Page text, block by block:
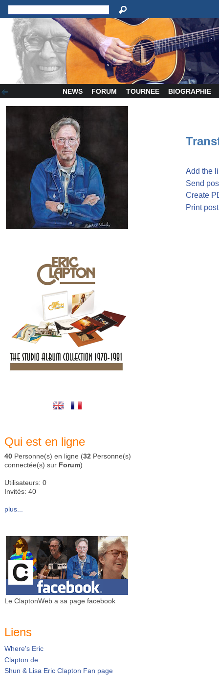
NEWS FORUM TOURNEE BIOGRAPHIE
Qui est en ligne
40 Personne(s) en ligne (32 Personne(s)
connectée(s) sur Forum)
Utilisateurs: 0
Invités: 40
plus...
Le ClaptonWeb a sa page facebook
Liens
Where's Eric
Clapton.de
Shun & Lisa Eric Clapton Fan page
Add the
Send
Create
Print post